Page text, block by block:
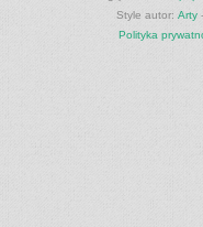
Style autor: Arty
Polityka